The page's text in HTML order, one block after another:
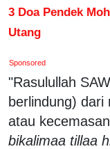
3 Doa Pendek
Utang
Sponsored
"Rasulullah
berlindung)
atau
bikalimaa tillaa